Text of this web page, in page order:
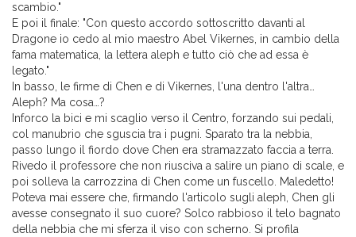
scambio."
E poi il finale: "Con questo accordo sottoscritto davanti al
Dragone io cedo al mio maestro Abel Vikernes, in cambio della
fama matematica, la lettera aleph e tutto ciò che ad essa è
legato."
In basso, le firme di Chen e di Vikernes, l'una dentro l'altra…
Aleph? Ma cosa…?
Inforco la bici e mi scaglio verso il Centro, forzando sui pedali,
col manubrio che sguscia tra i pugni. Sparato tra la nebbia,
passo lungo il fiordo dove Chen era stramazzato faccia a terra.
Rivedo il professore che non riusciva a salire un piano di scale, e
poi solleva la carrozzina di Chen come un fuscello. Maledetto!
Poteva mai essere che, firmando l'articolo sugli aleph, Chen gli
avesse consegnato il suo cuore? Solco rabbioso il telo bagnato
della nebbia che mi sferza il viso con scherno. Si profila